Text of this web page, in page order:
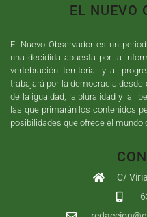
EL NUEVO
El Nuevo Observador es un
una decidida apuesta por la
vertebración territorial y al
trabajará por la democracia desde
de la igualdad, la pluralidad y la
las que primarán los contenidos
posibilidades que ofrece el mundo
C/